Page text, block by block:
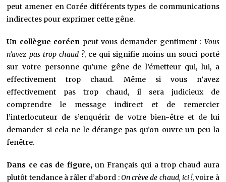
peut amener en Corée différents types de communications
indirectes pour exprimer cette gêne.
Un collègue coréen peut vous demander gentiment : Vous
n’avez pas trop chaud ?, ce qui signifie moins un souci porté
sur votre personne qu’une gêne de l’émetteur qui, lui, a
effectivement trop chaud. Même si vous n’avez
effectivement pas trop chaud, il sera judicieux de
comprendre le message indirect et de remercier
l’interlocuteur de s’enquérir de votre bien-être et de lui
demander si cela ne le dérange pas qu’on ouvre un peu la
fenêtre.
Dans ce cas de figure, un Français qui a trop chaud aura
plutôt tendance à râler d’abord :On crève de chaud, ici !, voire à